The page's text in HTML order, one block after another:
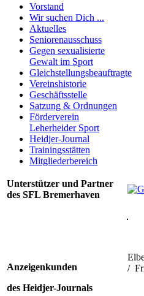
Vorstand
Wir suchen Dich ...
Aktuelles
Seniorenausschuss
Gegen sexualisierte
Gewalt im Sport
Gleichstellungsbeauftragte
Vereinshistorie
Geschäftsstelle
Satzung & Ordnungen
Förderverein
Leherheider Sport
Heidjer-Journal
Trainingsstätten
Mitgliederbereich
Unterstützer und Partner
des SFL Bremerhaven
Anzeigenkunden
des Heidjer-Journals
/